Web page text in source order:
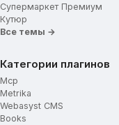
Супермаркет Премиум
Кутюр
Все темы →
Категории плагинов
Mcp
Metrika
Webasyst CMS
Books